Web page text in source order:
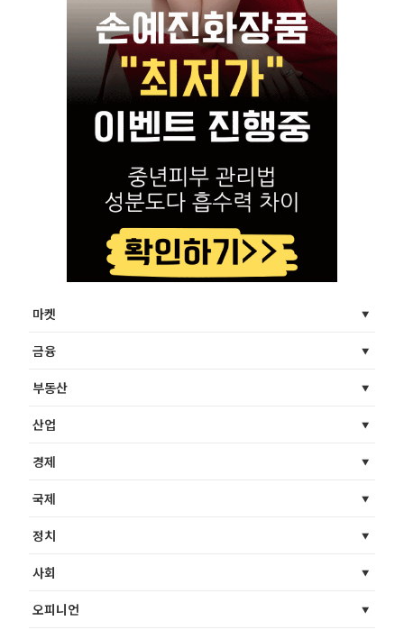
마켓
금융
부동산
산업
경제
국제
정치
사회
오피니언